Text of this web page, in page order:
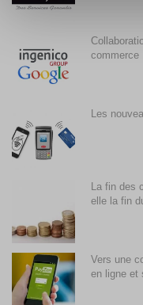
commerce
Les
La fin
elle la fin
Vers une
en ligne et